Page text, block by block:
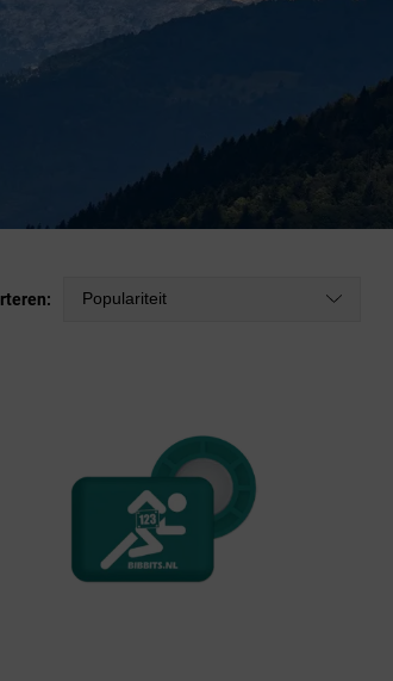
Populariteit